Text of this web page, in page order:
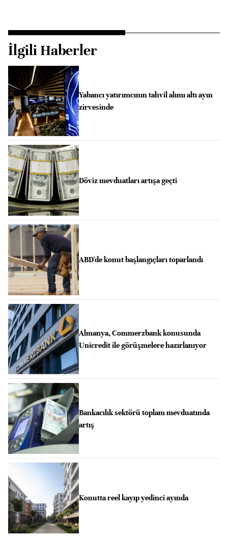
İlgili Haberler
Yabancı yatırımcının tahvil alımı altı ayın
zirvesinde
Döviz mevduatları artışa geçti
ABD'de konut başlangıçları toparlandı
Almanya, Commerzbank konusunda
Unicredit ile görüşmelere hazırlanıyor
Bankacılık sektörü toplam mevduatında
artış
Konutta reel kayıp yedinci ayında